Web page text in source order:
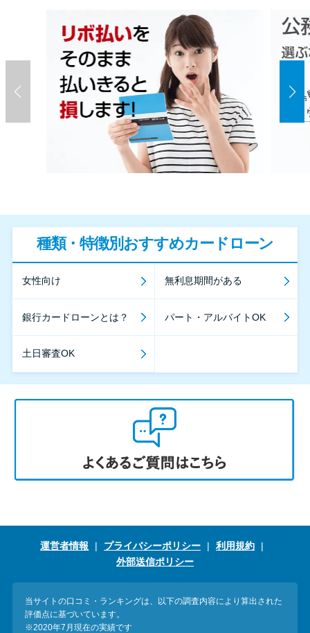
種類・特徴別おすすめカードローン
女性向け 無利息期間がある
銀行カードローンとは？ パート・アルバイトOK
土日審査OK
運営者情報 プライバシーポリシー
利用規約
外部送信ポリシー
当サイトの口コミ・ランキングは、以下の調査内容により算出された
評価点に基づいています。
※2020年7月現在の実績です